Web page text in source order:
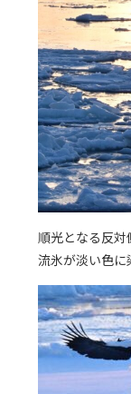
順光となる反対
流氷が淡い色に